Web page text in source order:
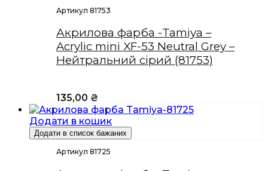
Артикул 81753
Акрилова фарба -Tamiya –
Acrylic mini XF-53 Neutral Grey –
Нейтральний сірий (81753)
135,00 ₴
Додати в кошик
Додати в список бажаних
Артикул 81725